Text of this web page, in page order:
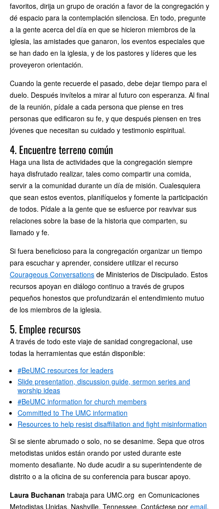
favoritos, dirija un grupo de oración a favor de la congregación y
dé espacio para la contemplación silenciosa. En todo, pregunte
a la gente acerca del día en que se hicieron miembros de la
iglesia, las amistades que ganaron, los eventos especiales que
se han dado en la iglesia, y de los pastores y líderes que les
proveyeron orientación.
Cuando la gente recuerde el pasado, debe dejar tiempo para el
duelo. Después invítelos a mirar al futuro con esperanza. Al final
de la reunión, pídale a cada persona que piense en tres
personas que edificaron su fe, y que después piensen en tres
jóvenes que necesitan su cuidado y testimonio espiritual.
4. Encuentre terreno común
Haga una lista de actividades que la congregación siempre
haya disfrutado realizar, tales como compartir una comida,
servir a la comunidad durante un día de misión. Cualesquiera
que sean estos eventos, planifíquelos y fomente la participación
de todos. Pídale a la gente que se esfuerce por reavivar sus
relaciones sobre la base de la historia que comparten, su
llamado y fe.
Si fuera beneficioso para la congregación organizar un tiempo
para escuchar y aprender, considere utilizar el recurso
Courageous Conversations de Ministerios de Discipulado. Estos
recursos apoyan en diálogo continuo a través de grupos
pequeños honestos que profundizarán el entendimiento mutuo
de los miembros de la iglesia.
5. Emplee recursos
A través de todo este viaje de sanidad congregacional, use
todas la herramientas que están disponible:
#BeUMC resources for leaders
Slide presentation, discussion guide, sermon series and
worship ideas
#BeUMC information for church members
Committed to The UMC information
Resources to help resist disaffiliation and fight misinformation
Si se siente abrumado o solo, no se desanime. Sepa que otros
metodistas unidos están orando por usted durante este
momento desafiante. No dude acudir a su superintendente de
distrito o a la oficina de su conferencia para buscar apoyo.
Laura Buchanan trabaja para UMC.org en Comunicaciones
Metodistas Unidas, Nashville, Tennessee. Contáctese por email.